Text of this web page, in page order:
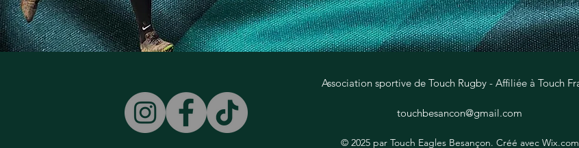
Association sportive de Touch Rugby - Affiliée à Touch
touchbesancon@gmail.com
© 2025 par Touch Eagles Besançon. Créé avec Wix.com